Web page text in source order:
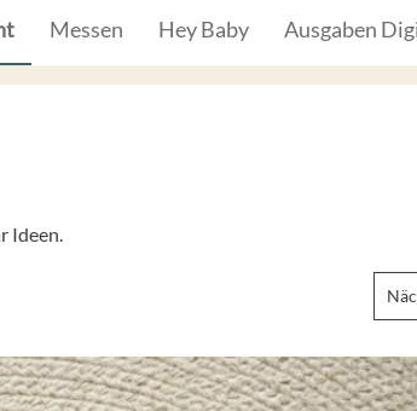
Messen Hey Baby Ausgaben
Ideen.